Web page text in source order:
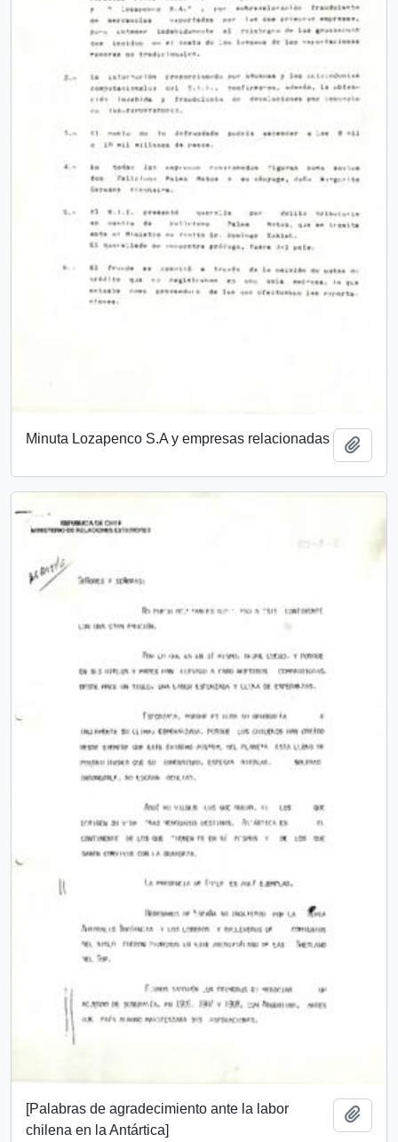
Minuta Lozapenco S.A y empresas relacionadas
[Palabras de agradecimiento ante la labor
chilena en la Antártica]